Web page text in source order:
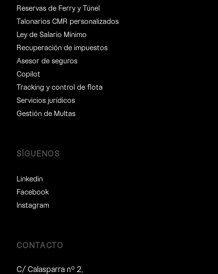
Reservas de Ferry y Túnel
Talonarios CMR personalizados
Ley de Salario Mínimo
Recuperación de impuestos
Asesor de seguros
Copilot
Tracking y control de flota
Servicios jurídicos
Gestión de Multas
SÍGUENOS
Linkedin
Facebook
Instagram
CONTACTO
C/ Calasparra nº 2,